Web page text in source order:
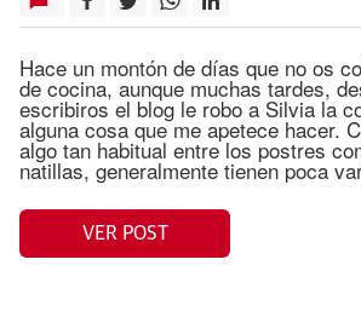
Hace un montón de días que no os
de cocina, aunque muchas tardes,
escribiros el blog le robo a Silvia la
alguna cosa que me apetece hacer.
algo tan habitual entre los postres
natillas, generalmente tienen poca
VER POST